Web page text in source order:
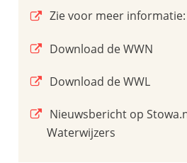
Zie voor meer
Download de WWN
Download de WWL
Nieuwsbericht op
Waterwijzers